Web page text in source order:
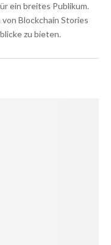
ein breites Publikum.
Blockchain Stories
zu bieten.